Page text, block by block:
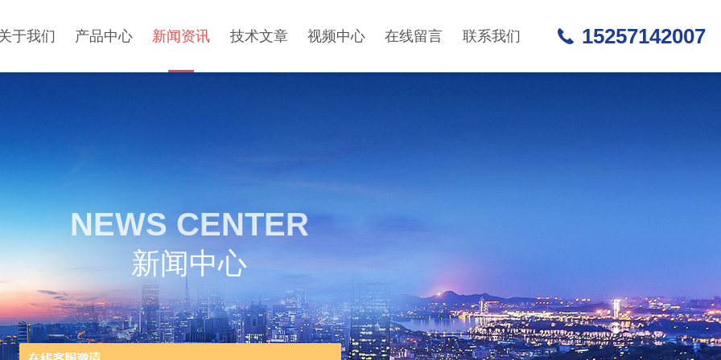
于我们 产品中心 新闻资讯 技术文章 视频中心 在线留言 联系我们 15257142007
NEWS CENTER
新闻中心